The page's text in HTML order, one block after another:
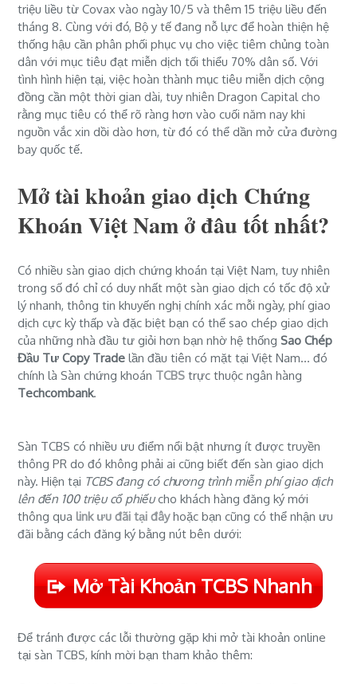
triệu liều từ Covax vào ngày 10/5 và thêm 15 triệu liều đến
tháng 8. Cùng với đó, Bộ y tế đang nỗ lực để hoàn thiện hệ
thống hậu cần phân phối phục vụ cho việc tiêm chủng toàn
dân với mục tiêu đạt miễn dịch tối thiểu 70% dân số. Với
tình hình hiện tại, việc hoàn thành mục tiêu miễn dịch cộng
đồng cần một thời gian dài, tuy nhiên Dragon Capital cho
rằng mục tiêu có thể rõ ràng hơn vào cuối năm nay khi
nguồn vắc xin dồi dào hơn, từ đó có thể dần mở cửa đường
bay quốc tế.
Mở tài khoản giao dịch Chứng
Khoán Việt Nam ở đâu tốt nhất?
Có nhiều sàn giao dịch chứng khoán tại Việt Nam, tuy nhiên
trong số đó chỉ có duy nhất một sàn giao dịch có tốc độ xử
lý nhanh, thông tin khuyến nghị chính xác mỗi ngày, phí giao
dịch cực kỳ thấp và đặc biệt bạn có thể sao chép giao dịch
của những nhà đầu tư giỏi hơn bạn nhờ hệ thốngSao Chép
Đầu Tư Copy Trade lần đầu tiên có mặt tại Việt Nam... đó
chính là Sàn chứng khoán TCBS trực thuộc ngân hàng
Techcombank.
Sàn TCBS có nhiều ưu điểm nổi bật nhưng ít được truyền
thông PR do đó không phải ai cũng biết đến sàn giao dịch
này. Hiện tại TCBS đang có chương trình miễn phí giao dịch
lên đến 100 triệu cổ phiếucho khách hàng đăng ký mới
thông qualink ưu đãi tại đâyhoặc bạn cũng có thể nhận ưu
đãi bằng cách đăng ký bằng nút bên dưới:
Mở Tài Khoản TCBS Nhanh
Để tránh được các lỗi thường gặp khi mở tài khoản online
tại sàn TCBS, kính mời bạn tham khảo thêm: